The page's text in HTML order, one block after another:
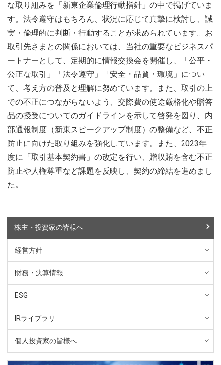
な取り組みを「新東企業倫理行動指針」の中で掲げていま
す。法令遵守はもちろん、状況に応じて真摯に検討し、誠
実・倫理的に判断・行動することが求められています。お
取引先さまとの関係においては、当社の重要なビジネスパ
ートナーとして、定期的に情報交換会を開催し、「公平・
公正な取引」「法令遵守」「安全・品質・環境」につい
て、考え方の普及と理解に努めています。また、取引の上
での不正につながらないよう、交際費の使途厳格化や贈答
品の授受についてのガイドラインを示して啓発を図り、内
部通報制度（新東スピークアップ制度）の整備など、不正
防止に向けた取り組みを強化しています。また、2023年
度に「取引基本契約書」の改定を行い、贈収賄を含む不正
防止や人権尊重など課題を反映し、契約の締結を進めまし
た。
株主・投資家の皆様へ
経営方針
財務・決算情報
ESG
IRライブラリ
個人投資家の皆様へ